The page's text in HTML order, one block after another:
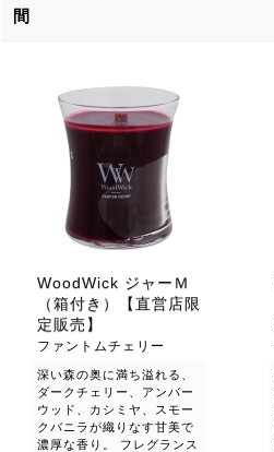
間
WoodWick ジャーＭ
（箱付き）【直営店限
定販売】
ファントムチェリー
深い森の奥に満ち溢れる、
ダークチェリー、アンバー
ウッド、カシミヤ、スモー
クバニラが織りなす甘美で
濃厚な香り。 フレグランス